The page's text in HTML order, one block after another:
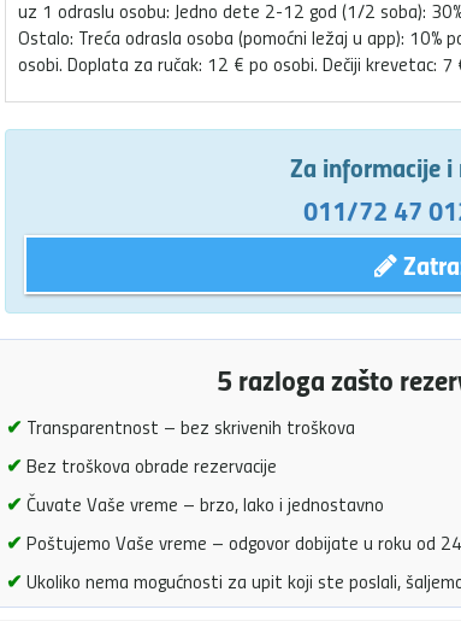
uz 1 odraslu osobu: Jedno dete 2-12 god (1/2 soba):
Ostalo: Treća odrasla osoba (pomoćni ležaj u app): 10%
osobi. Doplata za ručak: 12 € po osobi. Dečiji krevetac: 7
Za informacije i
011/72 47
5 razloga zašto
✔ Transparentnost – bez skrivenih troškova
✔ Bez troškova obrade rezervacije
✔ Čuvate Vaše vreme – brzo, lako i jednostavno
✔ Poštujemo Vaše vreme – odgovor dobijate u roku od
✔ Ukoliko nema mogućnosti za upit koji ste poslali,